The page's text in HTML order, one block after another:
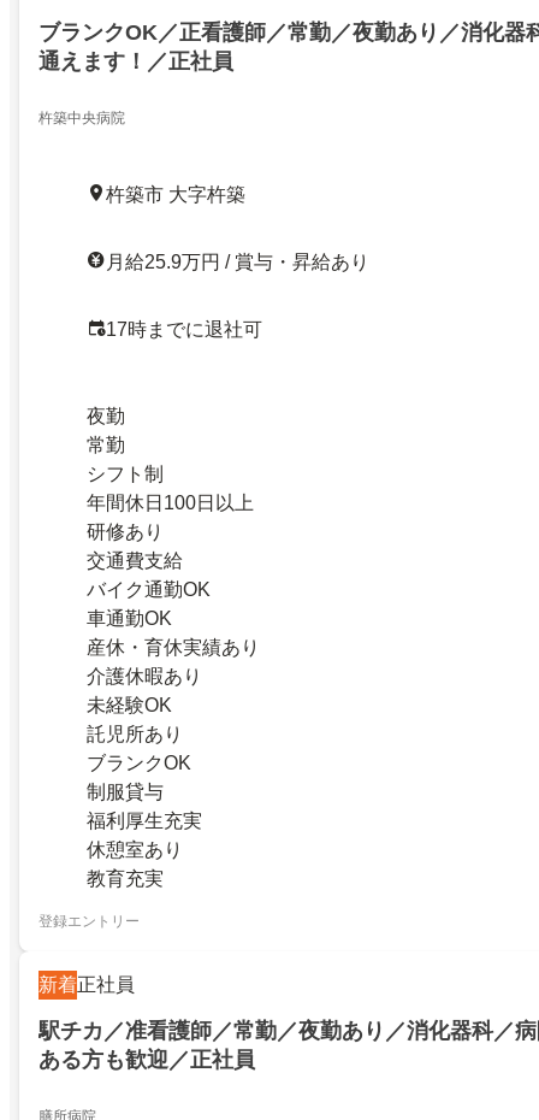
ブランクOK／正看護師／常勤／夜勤あり／消化器
通えます！／正社員
杵築中央病院
杵築市 大字杵築
月給25.9万円 / 賞与・昇給あり
17時までに退社可
夜勤
常勤
シフト制
年間休日100日以上
研修あり
交通費支給
バイク通勤OK
車通勤OK
産休・育休実績あり
介護休暇あり
未経験OK
託児所あり
ブランクOK
制服貸与
福利厚生充実
休憩室あり
教育充実
登録エントリー
新着正社員
駅チカ／准看護師／常勤／夜勤あり／消化器科／
ある方も歓迎／正社員